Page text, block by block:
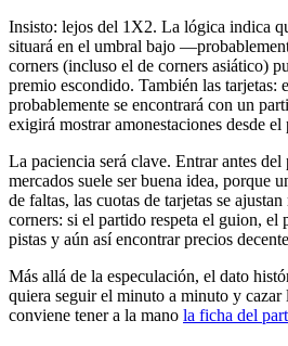
Insisto: lejos del 1X2. La lógica indica
situará en el umbral bajo
corners (incluso el de corners asiático)
premio escondido. También las tarjetas:
probablemente se encontrará con un
exigirá mostrar amonestaciones desde
La paciencia será clave. Entrar antes
mercados suele ser buena idea, porque
de faltas, las cuotas de tarjetas se
corners: si el partido respeta el guion, el
pistas y aún así encontrar precios
Más allá de la especulación, el dato
quiera seguir el minuto a minuto y
conviene tener a la mano la ficha del